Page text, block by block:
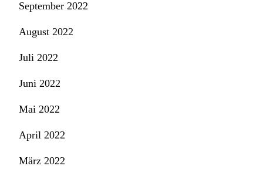
September 2022
August 2022
Juli 2022
Juni 2022
Mai 2022
April 2022
März 2022